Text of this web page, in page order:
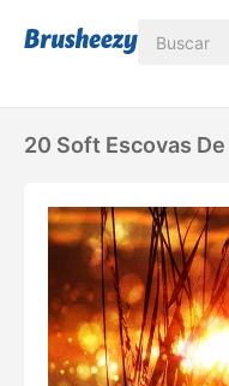
20 Soft Escovas De